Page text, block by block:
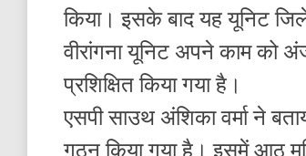
किया। इसके बाद यह यूनिट
वीरांगना यूनिट अपने काम को
प्रशिक्षित किया गया है।
एसपी साउथ अंशिका वर्मा ने
गठन किया गया है। इसमें आठ